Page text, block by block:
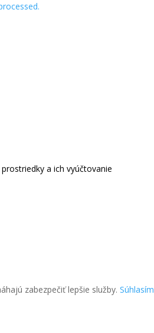
a ich vyúčtovanie
zabezpečiť lepšie služby. Súhlasím